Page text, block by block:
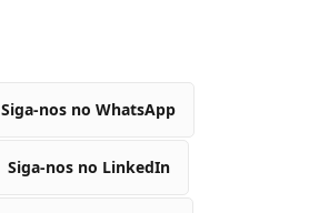
Siga-nos no WhatsApp
Siga-nos no LinkedIn